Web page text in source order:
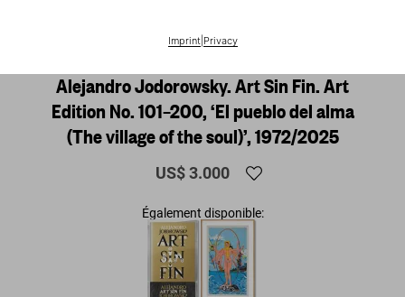
Imprint| Privacy
1/41
Alejandro Jodorowsky. Art Sin Fin. Art
Edition No. 101–200, ‘El pueblo del alma
(The village of the soul)’, 1972/2025
US$ 3.000
Également disponible: